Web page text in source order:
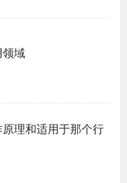
域
理和适用于那个行